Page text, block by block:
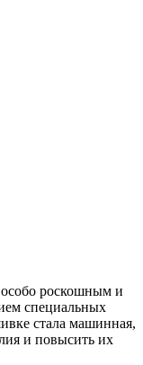
особо роскошным и
специальных
стала машинная,
и повысить их